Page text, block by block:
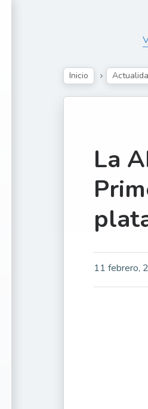
Inicio
La
11 febrero,